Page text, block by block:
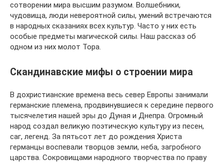
сотворении мира высшим разумом. Волшебники,
чудовища, люди невероятной силы, умений встречаются
в народных сказаниях всех культур. Часто у них есть
особые предметы магической силы. Наш рассказ об
одном из них молот Тора.
Скандинавские мифы о строении мира
В дохристианские времена весь север Европы занимали
германские племена, продвинувшиеся к середине первого
тысячелетия нашей эры до Дуная и Днепра. Огромный
народ создал великую поэтическую культуру из песен,
саг, легенд. За пятьсот лет до рождения Христа
германцы воспевали творцов земли, неба, загробного
царства. Сокровищами народного творчества по праву